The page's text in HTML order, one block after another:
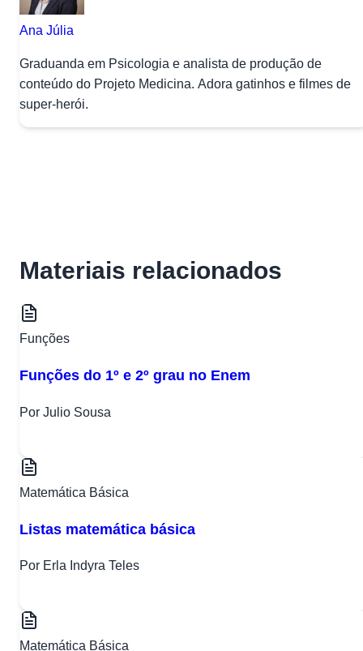
Ana Júlia
Graduanda em Psicologia e analista de produção de
conteúdo do Projeto Medicina. Adora gatinhos e filmes de
super-herói.
Materiais relacionados
Funções
Funções do 1º e 2º grau no Enem
Por Julio Sousa
Matemática Básica
Listas matemática básica
Por Erla Indyra Teles
Matemática Básica